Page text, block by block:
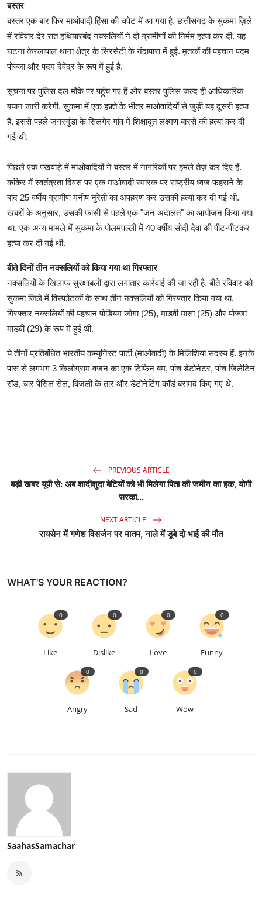
बस्तर
बस्तर एक बार फिर माओवादी हिंसा की चपेट में आ गया है. छत्तीसगढ़ के सुकमा ज़िले
में रविवार देर रात हथियारबंद नक्सलियों ने दो ग्रामीणों की निर्मम हत्या कर दी. यह
घटना केरलापाल थाना क्षेत्र के सिरसेटी के नंदापारा में हुई. मृतकों की पहचान पदम
पोज्जा और पदम देवेंद्र के रूप में हुई है.
सूचना पर पुलिस दल मौके पर पहुंच गए हैं और बस्तर पुलिस जल्द ही आधिकारिक
बयान जारी करेगी. सुकमा में एक हफ़्ते के भीतर माओवादियों से जुड़ी यह दूसरी हत्या
है. इससे पहले जगरगुंडा के सिलगेर गांव में शिक्षादूत लक्ष्मण बारसे की हत्या कर दी
गई थी.
पिछले एक पखवाड़े में माओवादियों ने बस्तर में नागरिकों पर हमले तेज़ कर दिए हैं.
कांकेर में स्वतंत्रता दिवस पर एक माओवादी स्मारक पर राष्ट्रीय ध्वज फहराने के
बाद 25 वर्षीय ग्रामीण मनीष नुरेती का अपहरण कर उसकी हत्या कर दी गई थी.
खबरों के अनुसार, उसकी फांसी से पहले एक "जन अदालत" का आयोजन किया गया
था. एक अन्य मामले में सुकमा के पोलमपल्ली में 40 वर्षीय सोदी देवा की पीट-पीटकर
हत्या कर दी गई थी.
बीते दिनों तीन नक्सलियों को किया गया था गिरफ्तार
नक्सलियों के खिलाफ सुरक्षाबलों द्वारा लगातार कार्रवाई की जा रही है. बीते रविवार को
सुकमा जिले में विस्फोटकों के साथ तीन नक्सलियों को गिरफ्तार किया गया था.
गिरफ्तार नक्सलियों की पहचान पोडियम जोगा (25), माडवी मासा (25) और पोज्जा
माडवी (29) के रूप में हुई थी.
ये तीनों प्रतिबंधित भारतीय कम्युनिस्ट पार्टी (माओवादी) के मिलिशिया सदस्य हैं. इनके
पास से लगभग 3 किलोग्राम वजन का एक टिफिन बम, पांच डेटोनेटर, पांच जिलेटिन
रॉड, चार पेंसिल सेल, बिजली के तार और डेटोनेटिंग कॉर्ड बरामद किए गए थे.
PREVIOUS ARTICLE
बड़ी खबर यूपी से: अब शादीशुदा बेटियों को भी मिलेगा पिता की जमीन का हक, योगी
सरका...
NEXT ARTICLE
रायसेन में गणेश विसर्जन पर मातम, नाले में डूबे दो भाई की मौत
WHAT'S YOUR REACTION?
Like
0
Dislike
0
Love
0
Funny
0
Angry
0
Sad
0
Wow
0
SaahasSamachar